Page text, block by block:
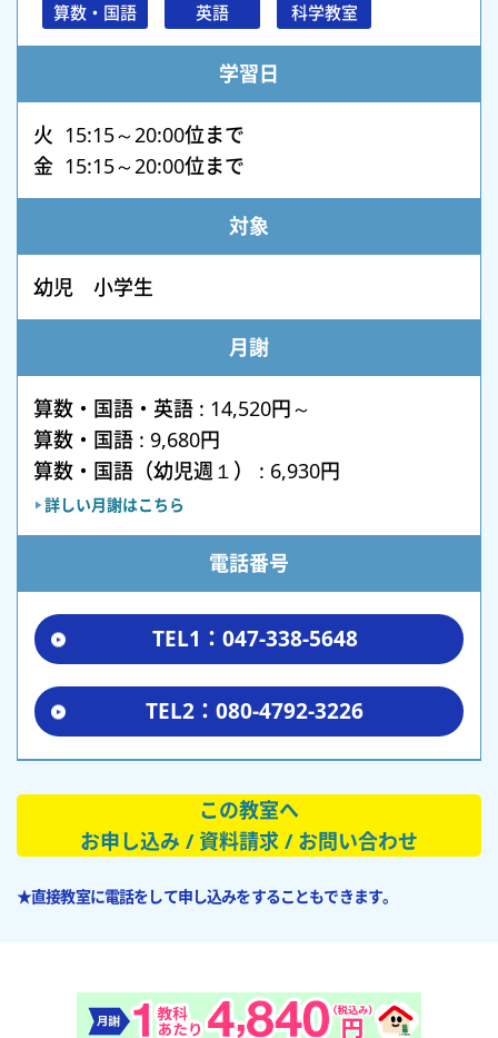
算数・国語 英語 科学教室
学習日
火 15:15～20:00位まで
金 15:15～20:00位まで
対象
幼児 小学生
月謝
算数・国語・英語 : 14,520円～
算数・国語 : 9,680円
算数・国語（幼児週１） : 6,930円
詳しい月謝はこちら
電話番号
TEL1：047-338-5648
TEL2：080-4792-3226
この教室へ
お申し込み / 資料請求 / お問い合わせ
★直接教室に電話をして申し込みをすることもできます。